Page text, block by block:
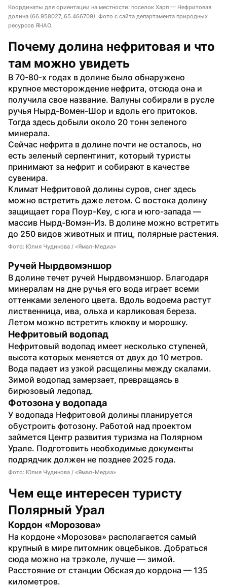
Координаты для ориентации на местности: поселок Харп — Нефритовая
долина (66.958027, 65.466709). Фото с сайта департамента природных
ресурсов ЯНАО.
Почему долина нефритовая и что
там можно увидеть
В 70-80-х годах в долине было обнаружено
крупное месторождение нефрита, отсюда она и
получила свое название. Валуны собирали в русле
ручья Нырд-Вомен-Шор и вдоль его притоков.
Тогда здесь добыли около 20 тонн зеленого
минерала.
Сейчас нефрита в долине почти не осталось, но
есть зеленый серпентинит, который туристы
принимают за нефрит и собирают в качестве
сувенира.
Климат Нефритовой долины суров, снег здесь
можно встретить даже летом. С востока долину
защищает гора Поур-Кеу, с юга и юго-запада —
массив Нырд-Вомэн-Из. В долине можно встретить
до 250 видов животных и птиц, полярные растения.
Фото: Юлия Чудинова / «Ямал-Медиа»
Ручей Нырдвомэншор
В долине течет ручей Нырдвомэншор. Благодаря
минералам на дне ручья его вода играет всеми
оттенками зеленого цвета. Вдоль водоема растут
лиственница, ива, ольха и карликовая береза.
Летом можно встретить клюкву и морошку.
Нефритовый водопад
Нефритовый водопад имеет несколько ступеней,
высота которых меняется от двух до 10 метров.
Вода падает из узкой расщелины между скалами.
Зимой водопад замерзает, превращаясь в
бирюзовый ледопад.
Фотозона у водопада
У водопада Нефритовой долины планируется
обустроить фотозону. Работой над проектом
займется Центр развития туризма на Полярном
Урале. Подготовить необходимые документы
подрядчик должен не позднее 2025 года.
Фото: Юлия Чудинова / «Ямал-Медиа»
Чем еще интересен туристу
Полярный Урал
Кордон «Морозова»
На кордоне «Морозова» располагается самый
крупный в мире питомник овцебыков. Добраться
сюда можно на трэколе, лучше — зимой.
Расстояние от станции Обская до кордона — 135
километров.